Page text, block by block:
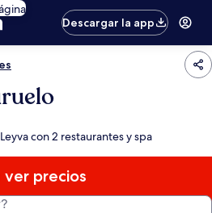
Descargar la app
con 2 restaurantes y spa
ver precios